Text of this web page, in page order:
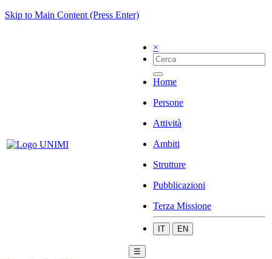
Skip to Main Content (Press Enter)
×
Home
Persone
Attività
Ambiti
Strutture
Pubblicazioni
Terza Missione
IT EN
☰